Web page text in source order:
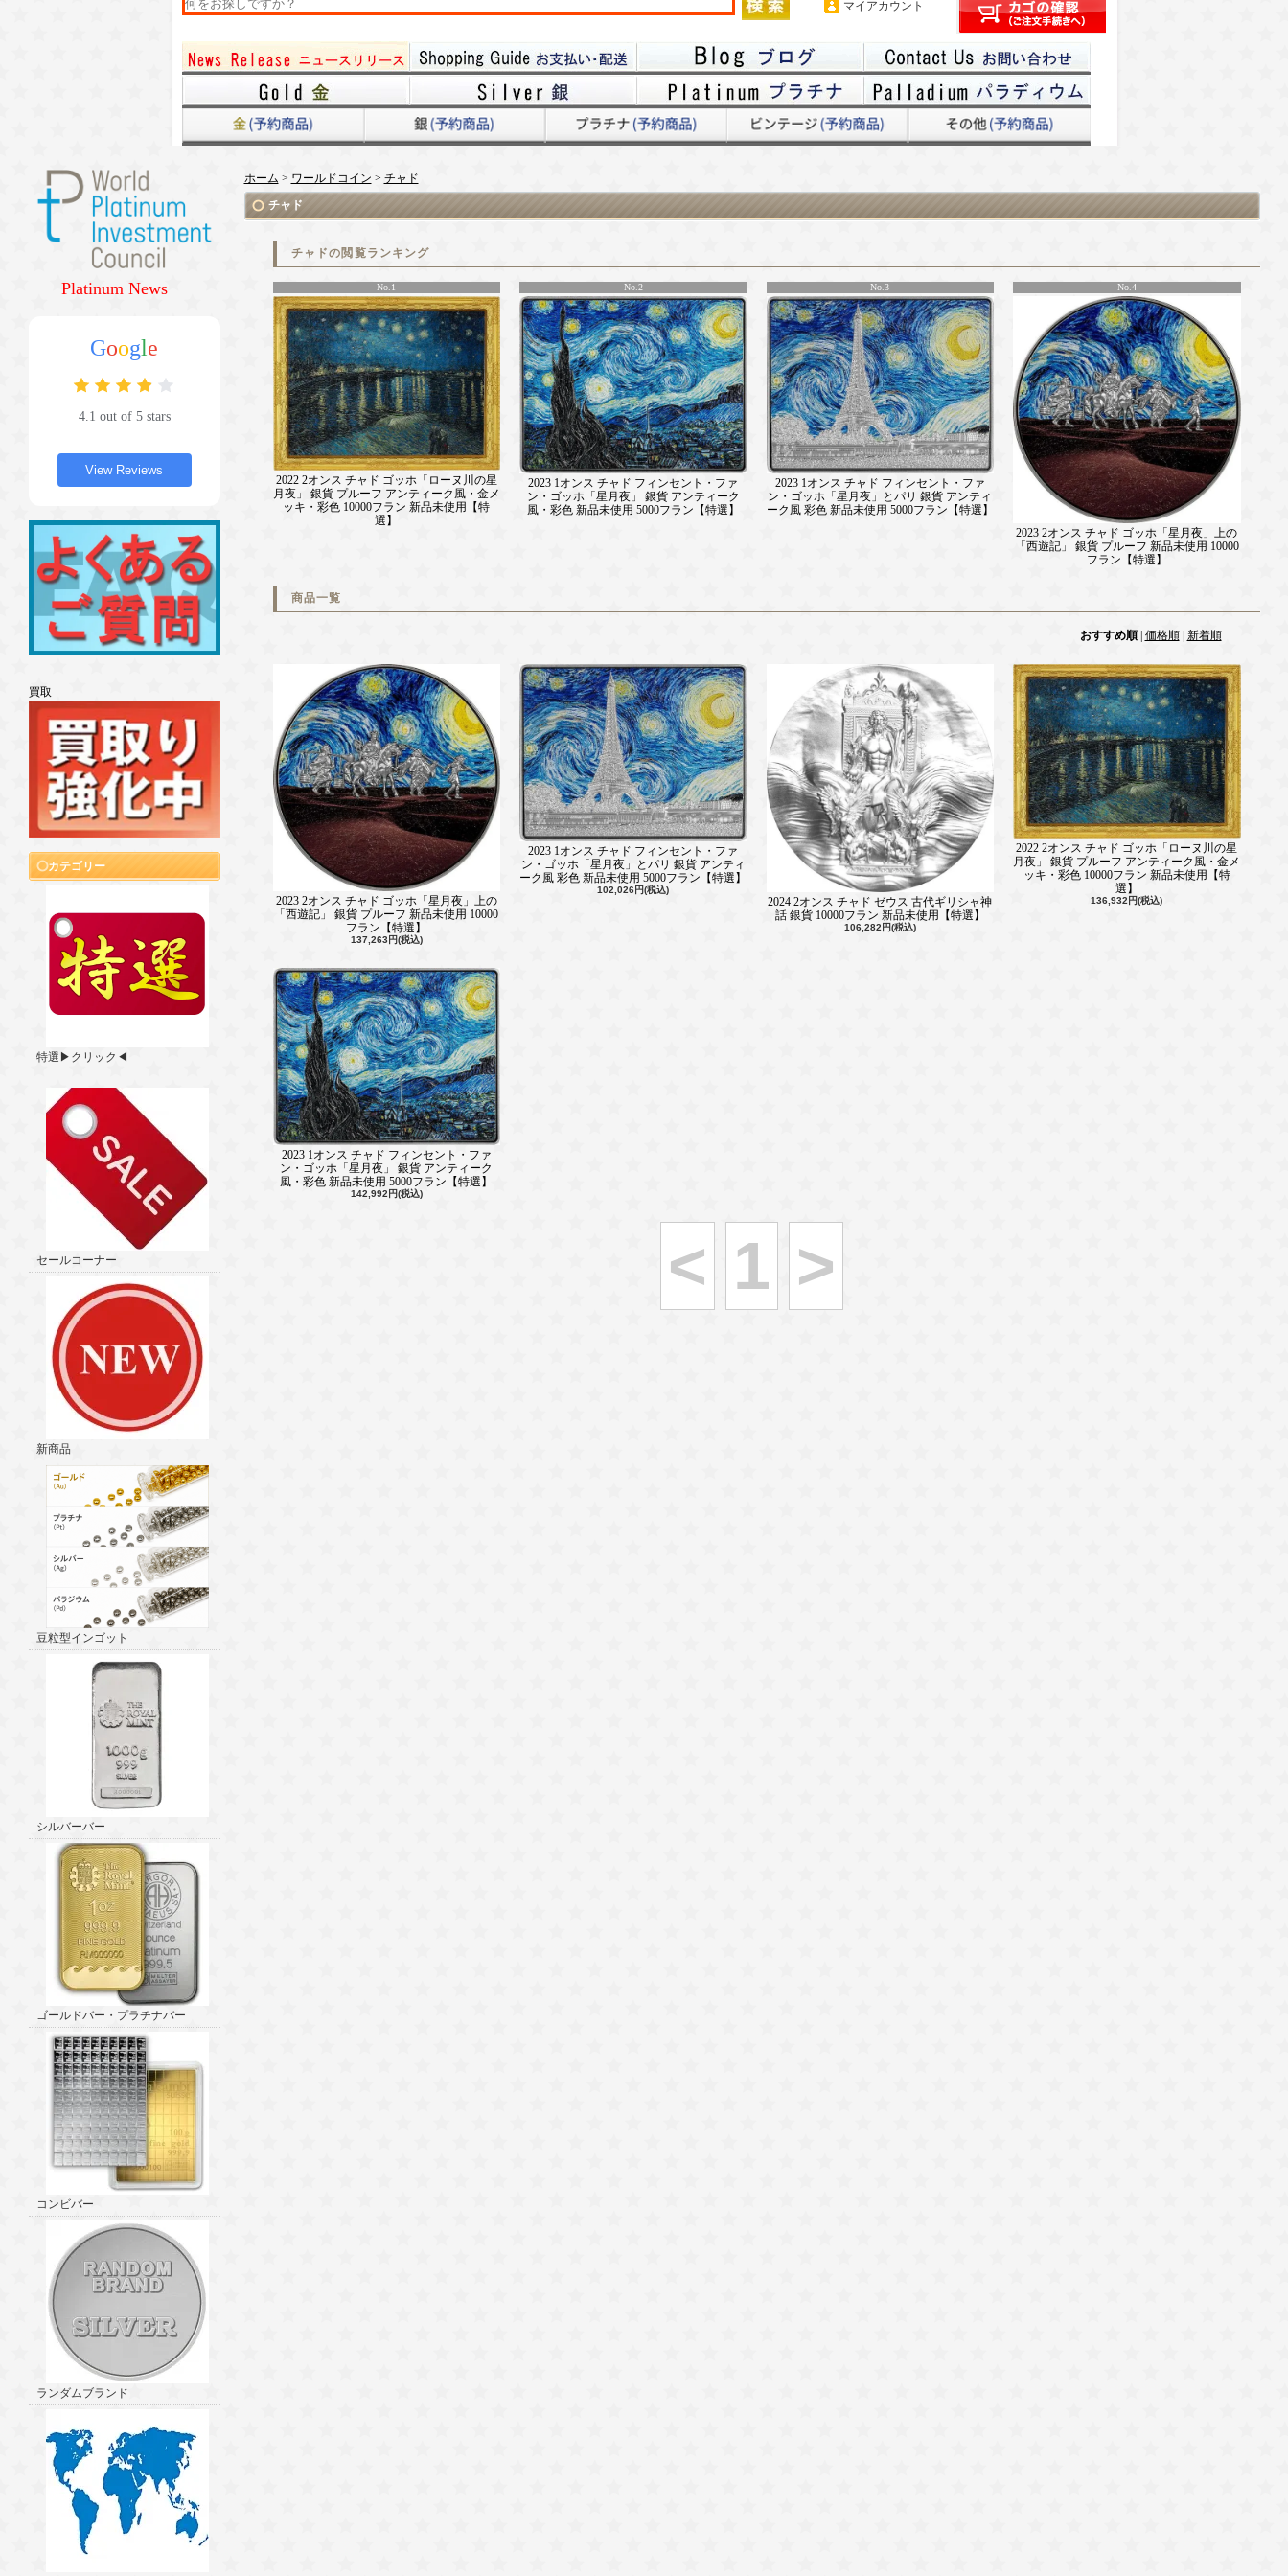
マイアカウント
Platinum News
Google
4.1 out of 5 stars
View Reviews
買取
カテゴリー
特選▶クリック◀
セールコーナー
新商品
豆粒型インゴット
シルバーバー
ゴールドバー・プラチナバー
コンビバー
ランダムブランド
ホーム > ワールドコイン > チャド
チャド
チャドの閲覧ランキング
No.1
2022 2オンス チャド ゴッホ「ローヌ川の星
月夜」 銀貨 プルーフ アンティーク風・金メ
ッキ・彩色 10000フラン 新品未使用【特
選】
No.2
2023 1オンス チャド フィンセント・ファ
ン・ゴッホ「星月夜」 銀貨 アンティーク
風・彩色 新品未使用 5000フラン【特選】
No.3
2023 1オンス チャド フィンセント・ファ
ン・ゴッホ「星月夜」とパリ 銀貨 アンティ
ーク風 彩色 新品未使用 5000フラン【特選】
No.4
2023 2オンス チャド ゴッホ「星月夜」上の
「西遊記」 銀貨 プルーフ 新品未使用 10000
フラン【特選】
商品一覧
おすすめ順| 価格順| 新着順
2023 2オンス チャド ゴッホ「星月夜」上の
「西遊記」 銀貨 プルーフ 新品未使用 10000
フラン【特選】
137,263円(税込)
2023 1オンス チャド フィンセント・ファ
ン・ゴッホ「星月夜」とパリ 銀貨 アンティ
ーク風 彩色 新品未使用 5000フラン【特選】
102,026円(税込)
2024 2オンス チャド ゼウス 古代ギリシャ神
話 銀貨 10000フラン 新品未使用【特選】
106,282円(税込)
2022 2オンス チャド ゴッホ「ローヌ川の星
月夜」 銀貨 プルーフ アンティーク風・金メ
ッキ・彩色 10000フラン 新品未使用【特
選】
136,932円(税込)
2023 1オンス チャド フィンセント・ファ
ン・ゴッホ「星月夜」 銀貨 アンティーク
風・彩色 新品未使用 5000フラン【特選】
142,992円(税込)
< 1 >